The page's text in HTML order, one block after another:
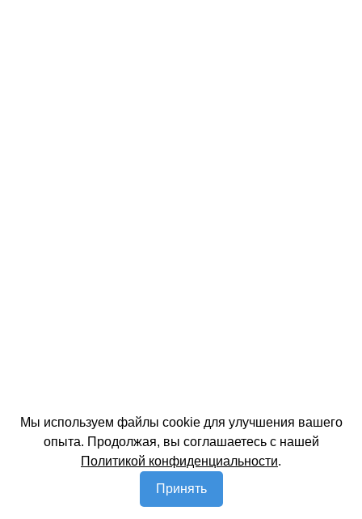
Мы используем файлы cookie для улучшения вашего
опыта. Продолжая, вы соглашаетесь с нашей
Политикой конфиденциальности.
Принять